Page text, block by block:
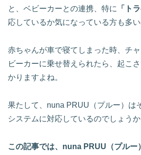
と、ベビーカーとの連携、特に 「ト
応しているか気になっている方も多い
赤ちゃんが車で寝てしまった時、チ
ビーカーに乗せ替えられたら、起こ
かりますよね。
果たして、nuna PRUU（プルー）は
システムに対応しているのでしょうか
この記事では、nuna PRUU（プルー